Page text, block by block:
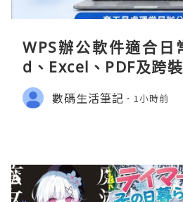
WPS辦公軟件適合
d、Excel、PDF及跨
數碼生活筆記 1小時前